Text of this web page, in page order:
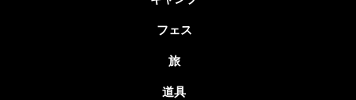
フェス
旅
道具